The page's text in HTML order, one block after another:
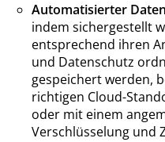
Automatisierter
indem sichergestellt
entsprechend ihren
und Datenschutz
gespeichert werden,
richtigen Cloud-
oder mit einem
Verschlüsselung und